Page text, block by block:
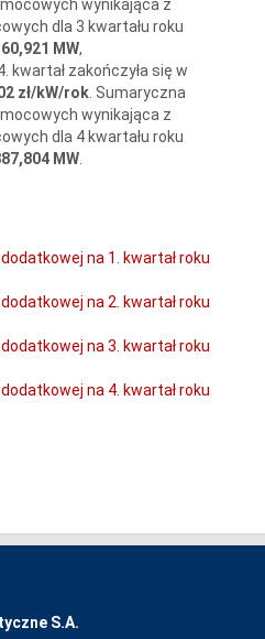
wynikająca z
dla 3 kwartału roku
MW,
kwartał zakończyła się w
zł/kW/rok . Sumaryczna
wynikająca z
dla 4 kwartału roku
MW
na 1. kwartał roku
na 2. kwartał roku
na 3. kwartał roku
na 4. kwartał roku
S.A.